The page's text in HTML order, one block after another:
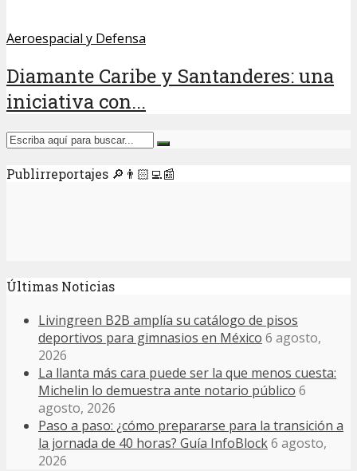
Aeroespacial y Defensa
Diamante Caribe y Santanderes: una
iniciativa con...
Publirreportajes 🔎👨🏻‍💻📰
Últimas Noticias
Livingreen B2B amplía su catálogo de pisos
deportivos para gimnasios en México 6 agosto,
2026
La llanta más cara puede ser la que menos cuesta:
Michelin lo demuestra ante notario público 6
agosto, 2026
Paso a paso: ¿cómo prepararse para la transición a
la jornada de 40 horas? Guía InfoBlock6 agosto,
2026